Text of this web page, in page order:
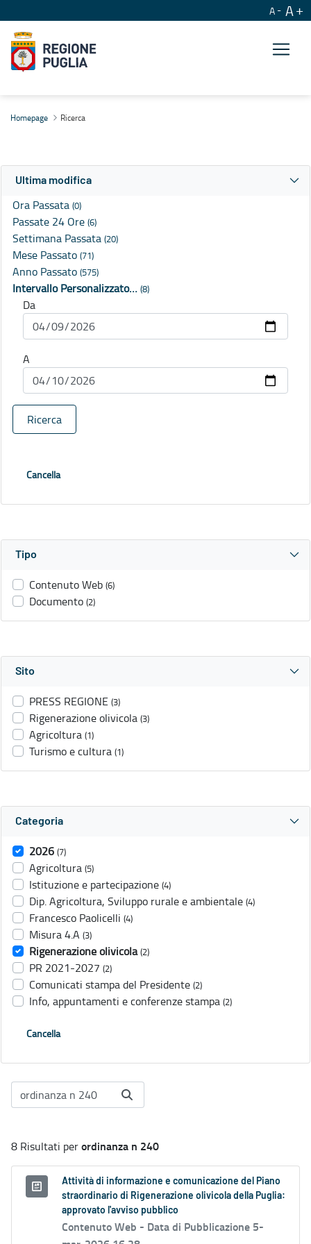
A A
Homepage Ricerca
Ultima modifica
Ora Passata (0)
Passate 24 Ore (6)
Settimana Passata (20)
Mese Passato (71)
Anno Passato (575)
Intervallo Personalizzato… (8)
Da
A
Ricerca
Cancella
Tipo
Contenuto Web (6)
Documento (2)
Sito
PRESS REGIONE (3)
Rigenerazione olivicola (3)
Agricoltura (1)
Turismo e cultura (1)
Categoria
2026 (7)
Agricoltura (5)
Istituzione e partecipazione (4)
Dip. Agricoltura, Sviluppo rurale e ambientale (4)
Francesco Paolicelli (4)
Misura 4.A (3)
Rigenerazione olivicola (2)
PR 2021-2027 (2)
Comunicati stampa del Presidente (2)
Info, appuntamenti e conferenze stampa (2)
Cancella
8 Risultati perordinanza n 240
Attività di informazione e comunicazione del Piano
straordinario di Rigenerazione olivicola della Puglia:
approvato l'avviso pubblico
Contenuto Web - Data di Pubblicazione 5-